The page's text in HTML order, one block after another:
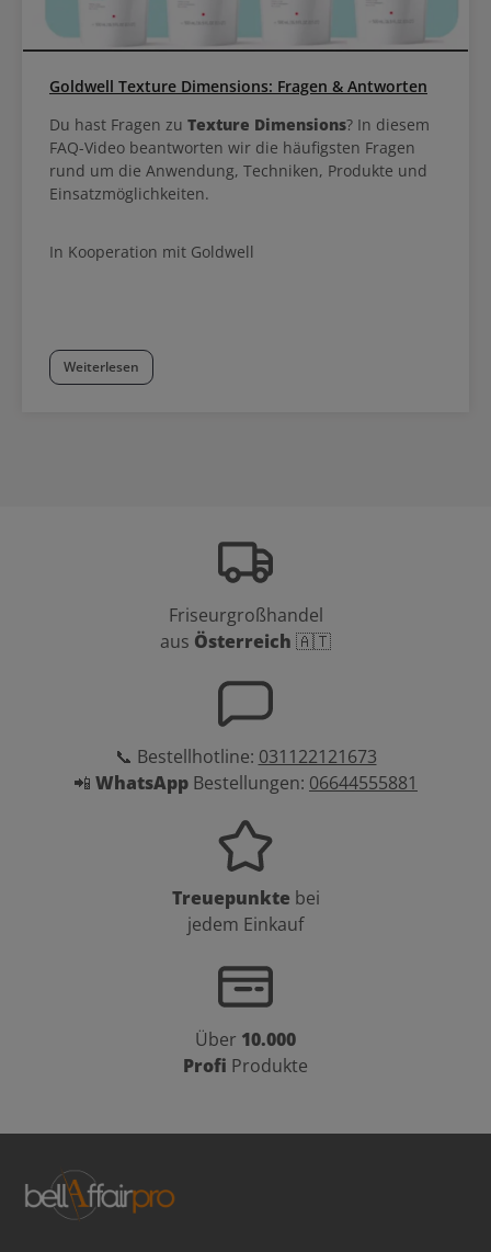
Goldwell Texture Dimensions: Fragen & Antworten
Du hast Fragen zu Texture Dimensions? In diesem
FAQ-Video beantworten wir die häufigsten Fragen
rund um die Anwendung, Techniken, Produkte und
Einsatzmöglichkeiten.
In Kooperation mit Goldwell
Weiterlesen
Friseurgroßhandel
aus Österreich 🇦🇹
📞 Bestellhotline: 031122121673
📲 WhatsApp Bestellungen: 06644555881
Treuepunkte bei
jedem Einkauf
Über 10.000
Profi Produkte